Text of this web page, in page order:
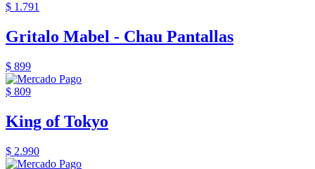
$ 1.791
Gritalo Mabel - Chau Pantallas
$ 899
$ 809
King of Tokyo
$ 2.990